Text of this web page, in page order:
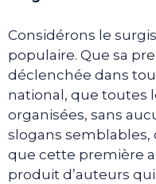
Considérons le
populaire. Que sa
déclenchée dans
national, que toutes
organisées, sans
slogans
que cette première
produit d’auteurs